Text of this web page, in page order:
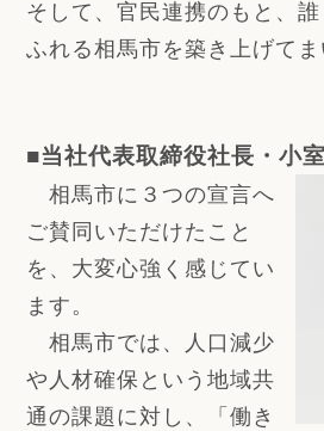
そして、官民連携のもと、
ふれる相馬市を築き上げてま
■当社代表取締役社長・小
相馬市に３つの宣言へ
ご賛同いただけたこと
を、大変心強く感じてい
ます。
相馬市では、人口減少
や人材確保という地域共
通の課題に対し、「働き